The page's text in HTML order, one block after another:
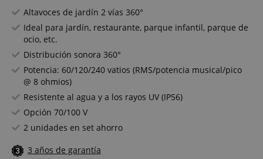
Altavoces de jardín 2 vías 360°
Ideal para jardín, restaurante, parque infantil, parque de
ocio, etc.
Distribución sonora 360°
Potencia: 60/120/240 vatios (RMS/potencia musical/pico
@ 8 ohmios)
Resistente al agua y a los rayos UV (IP56)
Opción 70/100 V
2 unidades en set ahorro
3 años de garantía